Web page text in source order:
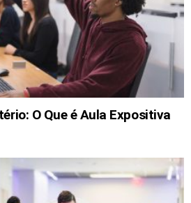
O Que é Aula Expositiva